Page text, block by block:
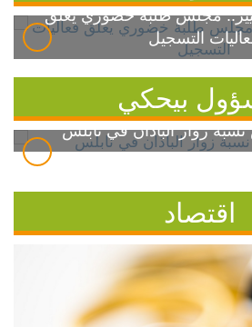
مجلس طلبة خضوري يعلق
التسجيل
بيحكي
زوار الباذان في نابلس
اقتصاد